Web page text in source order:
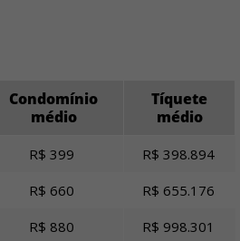
Condomínio
médio
Tíquete
médio
R$ 399
R$ 398.894
R$ 660
R$ 655.176
R$ 880
R$ 998.301